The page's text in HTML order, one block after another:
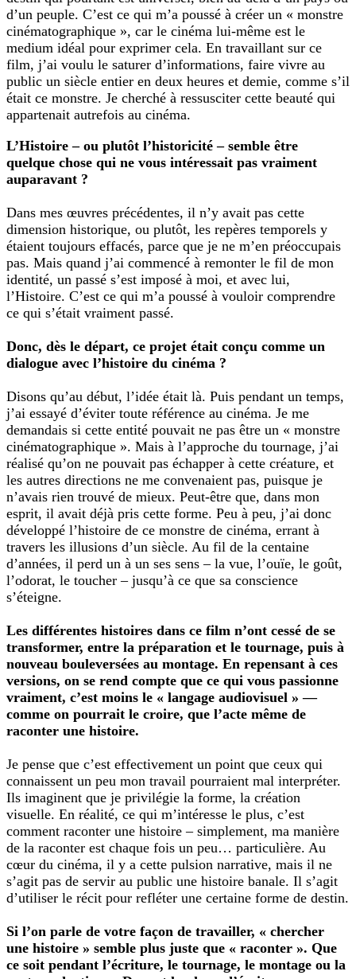
d’un peuple. C’est ce qui m’a poussé à créer un « monstre
cinématographique », car le cinéma lui-même est le
medium idéal pour exprimer cela. En travaillant sur ce
film, j’ai voulu le saturer d’informations, faire vivre au
public un siècle entier en deux heures et demie, comme s’il
était ce monstre. Je cherché à ressusciter cette beauté qui
appartenait autrefois au cinéma.
L’Histoire – ou plutôt l’historicité – semble être
quelque chose qui ne vous intéressait pas vraiment
auparavant ?
Dans mes œuvres précédentes, il n’y avait pas cette
dimension historique, ou plutôt, les repères temporels y
étaient toujours effacés, parce que je ne m’en préoccupais
pas. Mais quand j’ai commencé à remonter le fil de mon
identité, un passé s’est imposé à moi, et avec lui,
l’Histoire. C’est ce qui m’a poussé à vouloir comprendre
ce qui s’était vraiment passé.
Donc, dès le départ, ce projet était conçu comme un
dialogue avec l’histoire du cinéma ?
Disons qu’au début, l’idée était là. Puis pendant un temps,
j’ai essayé d’éviter toute référence au cinéma. Je me
demandais si cette entité pouvait ne pas être un « monstre
cinématographique ». Mais à l’approche du tournage, j’ai
réalisé qu’on ne pouvait pas échapper à cette créature, et
les autres directions ne me convenaient pas, puisque je
n’avais rien trouvé de mieux. Peut-être que, dans mon
esprit, il avait déjà pris cette forme. Peu à peu, j’ai donc
développé l’histoire de ce monstre de cinéma, errant à
travers les illusions d’un siècle. Au fil de la centaine
d’années, il perd un à un ses sens – la vue, l’ouïe, le goût,
l’odorat, le toucher – jusqu’à ce que sa conscience
s’éteigne.
Les différentes histoires dans ce film n’ont cessé de se
transformer, entre la préparation et le tournage, puis à
nouveau bouleversées au montage. En repensant à ces
versions, on se rend compte que ce qui vous passionne
vraiment, c’est moins le « langage audiovisuel » —
comme on pourrait le croire, que l’acte même de
raconter une histoire.
Je pense que c’est effectivement un point que ceux qui
connaissent un peu mon travail pourraient mal interpréter.
Ils imaginent que je privilégie la forme, la création
visuelle. En réalité, ce qui m’intéresse le plus, c’est
comment raconter une histoire – simplement, ma manière
de la raconter est chaque fois un peu… particulière. Au
cœur du cinéma, il y a cette pulsion narrative, mais il ne
s’agit pas de servir au public une histoire banale. Il s’agit
d’utiliser le récit pour refléter une certaine forme de destin.
Si l’on parle de votre façon de travailler, « chercher
une histoire » semble plus juste que « raconter ». Que
ce soit pendant l’écriture, le tournage, le montage ou la